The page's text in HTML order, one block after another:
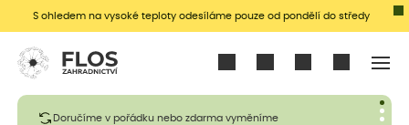
S ohledem na vysoké teploty odesíláme pouze od pondělí do středy
Doručíme v pořádku nebo zdarma vyměníme